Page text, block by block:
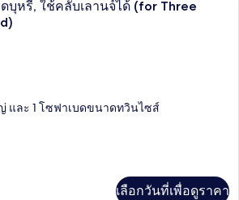
บุหรี่, ใช้คลับเลานจ์ได้ (for Three
และ 1 โซฟาเบดขนาดทวินไซส์
เลือกวันที่เพื่อดูราคา